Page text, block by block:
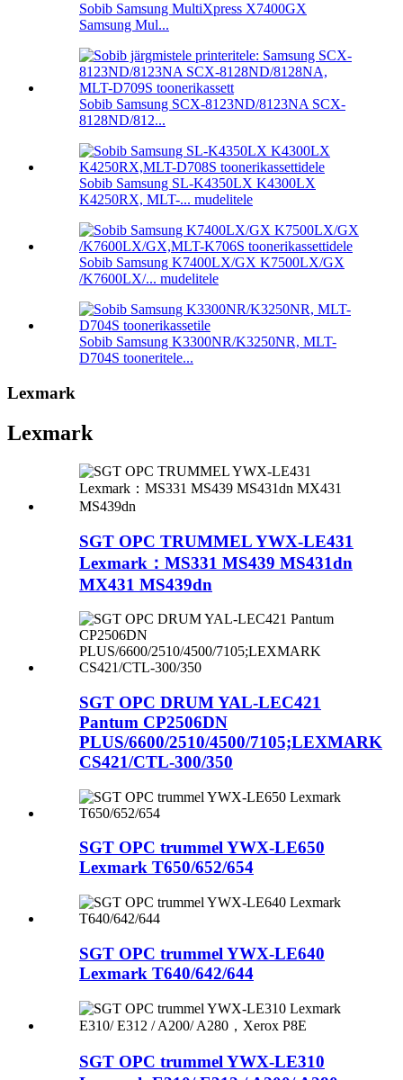
Sobib Samsung MultiXpress X7400GX
Samsung Mul...
Sobib Samsung SCX-8123ND/8123NA SCX-
8128ND/812...
Sobib Samsung SL-K4350LX K4300LX
K4250RX, MLT-... mudelitele
Sobib Samsung K7400LX/GX K7500LX/GX
/K7600LX/... mudelitele
Sobib Samsung K3300NR/K3250NR, MLT-
D704S tooneritele...
Lexmark
Lexmark
SGT OPC TRUMMEL YWX-LE431
Lexmark：MS331 MS439 MS431dn
MX431 MS439dn
SGT OPC DRUM YAL-LEC421
Pantum CP2506DN
PLUS/6600/2510/4500/7105;LEXMARK
CS421/CTL-300/350
SGT OPC trummel YWX-LE650
Lexmark T650/652/654
SGT OPC trummel YWX-LE640
Lexmark T640/642/644
SGT OPC trummel YWX-LE310